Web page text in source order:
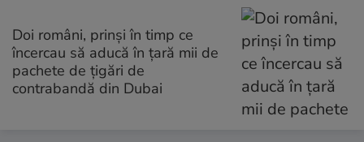
Doi români, prinși în timp ce
încercau să aducă în țară mii de
pachete de țigări de
contrabandă din Dubai